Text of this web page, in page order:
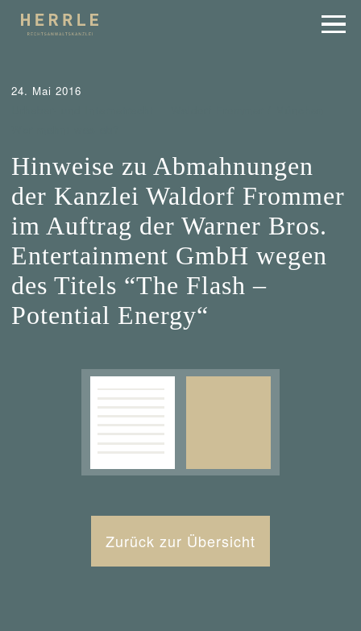
24. Mai 2016
Hinweise zu Abmahnungen
der Kanzlei Waldorf Frommer
im Auftrag der Warner Bros.
Entertainment GmbH wegen
des Titels “The Flash –
Potential Energy“
Zurück zur Übersicht